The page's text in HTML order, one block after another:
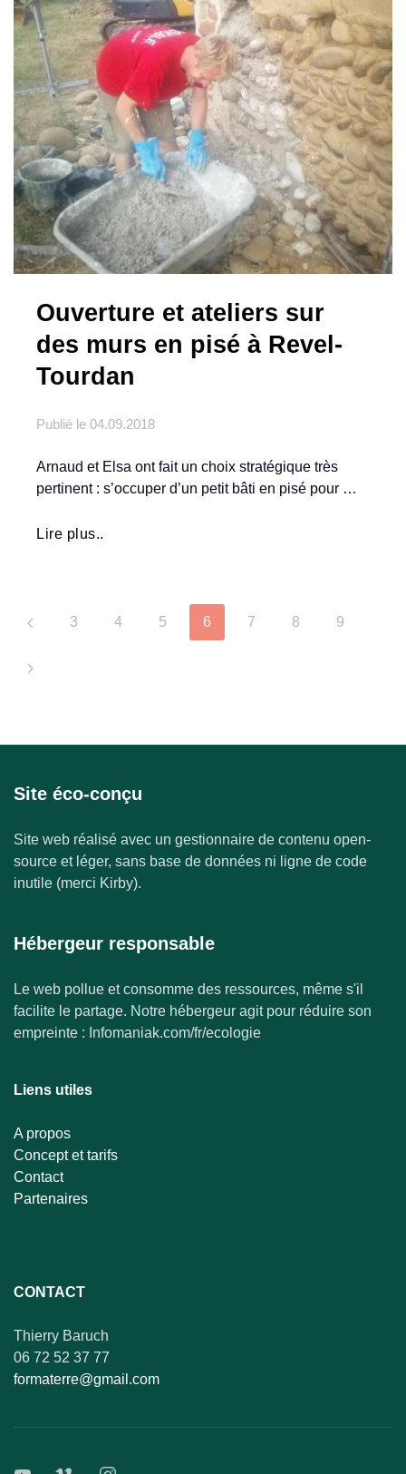
Ouverture et ateliers sur
des murs en pisé à Revel-
Tourdan
Publié le 04.09.2018
Arnaud et Elsa ont fait un choix stratégique très
pertinent : s’occuper d’un petit bâti en pisé pour …
Lire plus..
3 4 5 6 7 8 9
Site éco-conçu
Site web réalisé avec un gestionnaire de contenu open-
source et léger, sans base de données ni ligne de code
inutile (merci Kirby).
Hébergeur responsable
Le web pollue et consomme des ressources, même s'il
facilite le partage. Notre hébergeur agit pour réduire son
empreinte : Infomaniak.com/fr/ecologie
Liens utiles
A propos
Concept et tarifs
Contact
Partenaires
CONTACT
Thierry Baruch
06 72 52 37 77
formaterre@gmail.com